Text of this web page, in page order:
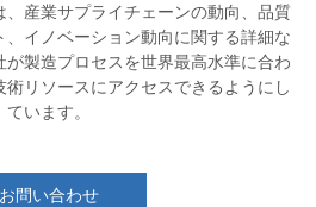
、産業サプライチェーンの動向、品質
イノベーション動向に関する詳細な
製造プロセスを世界最高水準に合わ
リソースにアクセスできるようにし
ています。
お問い合わせ